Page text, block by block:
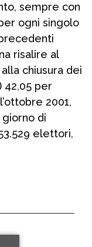
sempre con
ogni singolo
risalire al
chiusura dei
42,05 per
2001,
giorno di
elettori,